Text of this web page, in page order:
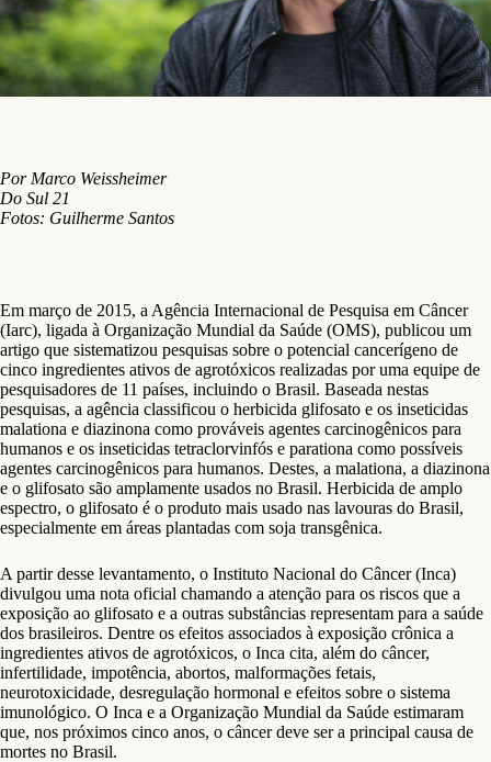
Por Marco Weissheimer
Do Sul 21
Fotos: Guilherme Santos
Em março de 2015, a Agência Internacional de Pesquisa em Câncer
(Iarc), ligada à Organização Mundial da Saúde (OMS), publicou um
artigo que sistematizou pesquisas sobre o potencial cancerígeno de
cinco ingredientes ativos de agrotóxicos realizadas por uma equipe de
pesquisadores de 11 países, incluindo o Brasil. Baseada nestas
pesquisas, a agência classificou o herbicida glifosato e os inseticidas
malationa e diazinona como prováveis agentes carcinogênicos para
humanos e os inseticidas tetraclorvinfós e parationa como possíveis
agentes carcinogênicos para humanos. Destes, a malationa, a diazinona
e o glifosato são amplamente usados no Brasil. Herbicida de amplo
espectro, o glifosato é o produto mais usado nas lavouras do Brasil,
especialmente em áreas plantadas com soja transgênica.
A partir desse levantamento, o Instituto Nacional do Câncer (Inca)
divulgou uma nota oficial chamando a atenção para os riscos que a
exposição ao glifosato e a outras substâncias representam para a saúde
dos brasileiros. Dentre os efeitos associados à exposição crônica a
ingredientes ativos de agrotóxicos, o Inca cita, além do câncer,
infertilidade, impotência, abortos, malformações fetais,
neurotoxicidade, desregulação hormonal e efeitos sobre o sistema
imunológico. O Inca e a Organização Mundial da Saúde estimaram
que, nos próximos cinco anos, o câncer deve ser a principal causa de
mortes no Brasil.